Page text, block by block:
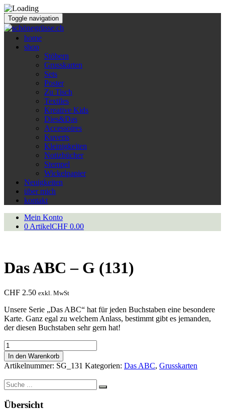
Toggle navigation
home
shop
Stöbern
Grusskarten
Sets
Poster
Zu Tisch
Textiles
Kreative Kids
Dies&Das
Accessoires
Kuverts
Kleinigkeiten
Notizbücher
Stempel
Wickelpapier
Neuigkeiten
über mich
kontakt
Mein Konto
0 ArtikelCHF 0.00
Das ABC – G (131)
CHF 2.50 exkl. MwSt
Unsere Serie „Das ABC“ hat für jeden Buchstaben eine besondere
Karte. Ganz egal zu welchem Anlass, bestimmt gibt es jemanden,
der diesen Buchstaben sehr gern hat!
Das
ABC
-
G
(131)
Menge
In den Warenkorb
Artikelnummer: SG_131 Kategorien: Das ABC, Grusskarten
Suche
nach:
Übersicht